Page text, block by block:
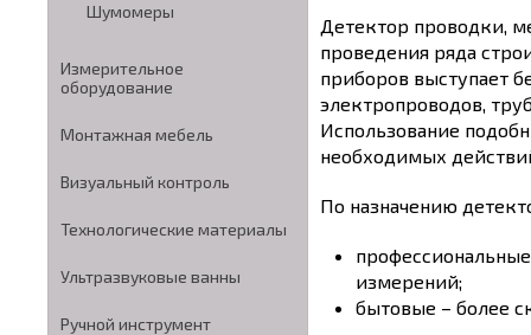
Шумомеры
Измерительное
оборудование
Монтажная мебель
Визуальный контроль
Технологические материалы
Ультразвуковые ванны
Ручной инструмент
Детектор проводки,
проведения ряда
приборов выступает
электропроводов,
Использование
необходимых
По назначению
измерений;
бытовые – более